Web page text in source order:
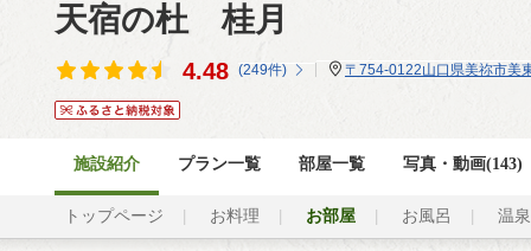
天宿の杜 桂月
4.48 (249件) 〒754-0122山口県美祢市美
施設紹介 プラン一覧 部屋一覧 写真・動画(143)
トップページ お料理 お部屋 お風呂 温泉